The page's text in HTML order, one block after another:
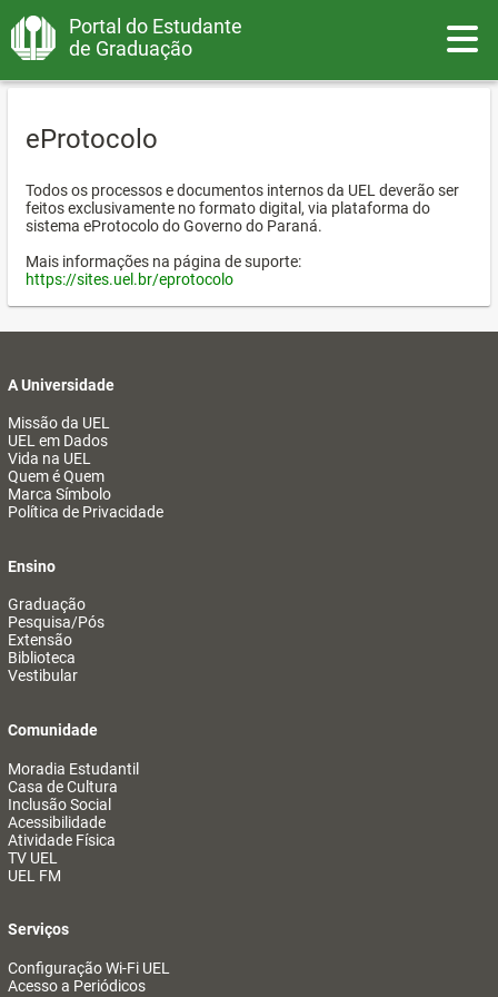
Portal do Estudante
de Graduação
eProtocolo
Todos os processos e documentos internos da UEL deverão ser
feitos exclusivamente no formato digital, via plataforma do
sistema eProtocolo do Governo do Paraná.
Mais informações na página de suporte:
https://sites.uel.br/eprotocolo
A Universidade
Missão da UEL
UEL em Dados
Vida na UEL
Quem é Quem
Marca Símbolo
Política de Privacidade
Ensino
Graduação
Pesquisa/Pós
Extensão
Biblioteca
Vestibular
Comunidade
Moradia Estudantil
Casa de Cultura
Inclusão Social
Acessibilidade
Atividade Física
TV UEL
UEL FM
Serviços
Configuração Wi-Fi UEL
Acesso a Periódicos